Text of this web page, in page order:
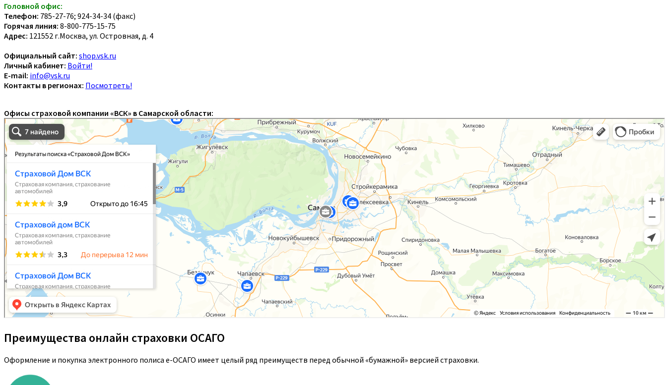
Головной офис:
Телефон: 785-27-76; 924-34-34 (факс)
Горячая линия: 8-800-775-15-75
Адрес: 121552 г.Москва, ул. Островная, д. 4
Официальный сайт: shop.vsk.ru
Личный кабинет: Войти!
E-mail: info@vsk.ru
Контакты в регионах: Посмотреть!
Офисы страховой компании «ВСК» в Самарской области:
Преимущества онлайн страховки ОСАГО
Оформление и покупка электронного полиса е-ОСАГО имеет целый ряд преимуществ перед обычной «бумажной» версией страховки.